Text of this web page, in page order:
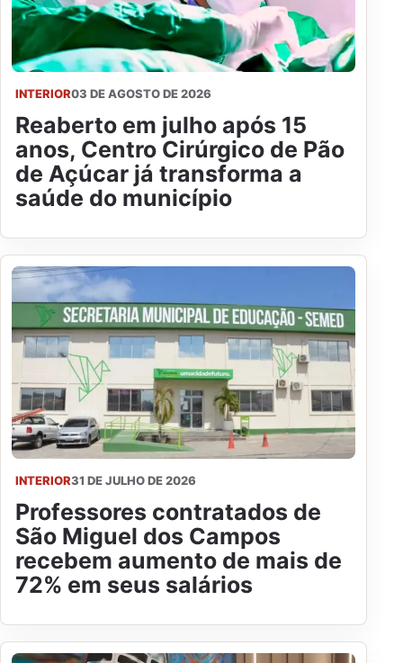
INTERIOR03 DE AGOSTO DE 2026
Reaberto em julho após 15
anos, Centro Cirúrgico de Pão
de Açúcar já transforma a
saúde do município
INTERIOR31 DE JULHO DE 2026
Professores contratados de
São Miguel dos Campos
recebem aumento de mais de
72% em seus salários